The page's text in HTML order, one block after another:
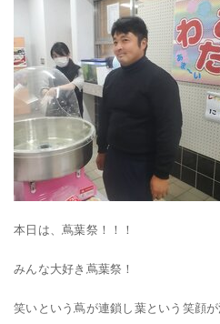
本日は、蔦葉祭！！！
みんな大好き蔦葉祭！
笑いという蔦が連鎖し葉という笑顔が